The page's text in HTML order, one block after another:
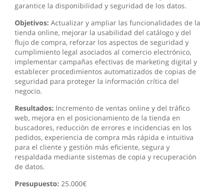
garantice la disponibilidad y seguridad de los datos.
Objetivos: Actualizar y ampliar las funcionalidades de la
tienda online, mejorar la usabilidad del catálogo y del
flujo de compra, reforzar los aspectos de seguridad y
cumplimiento legal asociados al comercio electrónico,
implementar campañas efectivas de marketing digital y
establecer procedimientos automatizados de copias de
seguridad para proteger la información crítica del
negocio.
Resultados: Incremento de ventas online y del tráfico
web, mejora en el posicionamiento de la tienda en
buscadores, reducción de errores e incidencias en los
pedidos, experiencia de compra más rápida e intuitiva
para el cliente y gestión más eficiente, segura y
respaldada mediante sistemas de copia y recuperación
de datos.
Presupuesto: 25.000€